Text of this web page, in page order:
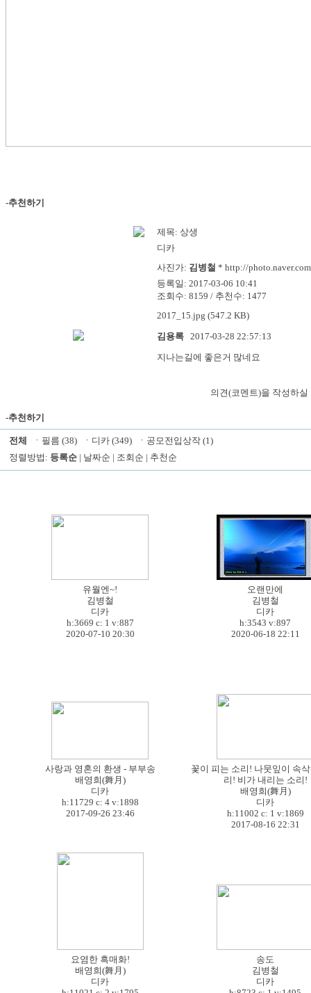
-추천하기
제목: 상생
디카
사진가: 김병철 * http://
등록일: 2017-03-06 10:41
조회수: 8159 / 추천수: 1477
2017_15.jpg (547.2 KB)
김용록 2017-03-28 22:57:13
지나는길에 좋은거 많네요
의견(코멘트)을 작성하실
-추천하기
전체 ㆍ 필름 (38) ㆍ 디카 (349) ㆍ 공모전입상작 (1)
정렬방법: 등록순 | 날짜순 | 조회순 | 추천순
유월엔~!
김병철
디카
h:3669 c: 1 v:887
2020-07-10 20:30
오랜만에
김병철
디카
h:3543 v:897
2020-06-18 22:11
사랑과 영혼의 환생 - 부부송
배영희(舞月)
디카
h:11729 c: 4 v:1898
2017-09-26 23:46
꽃이 피는 소리! 나뭇잎이 속
리! 비가 내리는 소리!
배영희(舞月)
디카
h:11002 c: 1 v:1869
2017-08-16 22:31
요염한 흑매화!
배영희(舞月)
디카
송도
김병철
디카